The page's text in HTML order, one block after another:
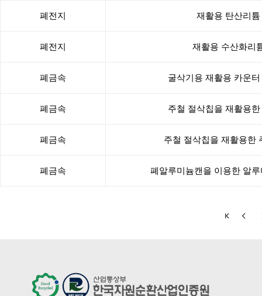
폐전지 재활용 탄산리튬
폐전지 재활용 수산화리
폐금속 굴삭기용 재활용 카운
폐금속 주철 절삭칩을 재활용
폐금속 주철 절삭칩을 재활용한
폐금속 폐알루미늄캔을 이용한 알